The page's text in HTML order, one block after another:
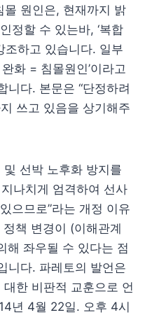
원인은, 현재까지 밝
정할 수 있는바, ‘복합
조하고 있습니다. 일부
화 = 침몰원인’이라고
니다. 본문은 “단정하려
쓰고 있음을 상기해주
및 선박 노후화 방지를
나치게 엄격하여 선사
으므로”라는 개정 이유
책 변경이 (이해관계
해 좌우될 수 있다는 점
니다. 파레토의 발언은
대한 비판적 교훈으로 언
년 4월 22일. 오후 4시